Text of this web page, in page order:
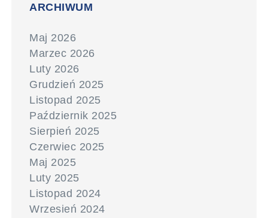
ARCHIWUM
Maj 2026
Marzec 2026
Luty 2026
Grudzień 2025
Listopad 2025
Październik 2025
Sierpień 2025
Czerwiec 2025
Maj 2025
Luty 2025
Listopad 2024
Wrzesień 2024